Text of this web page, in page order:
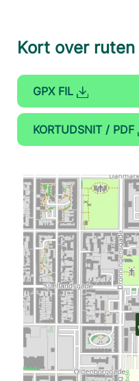
Kort over ruten
GPX FIL
KORTUDSNIT / PDF